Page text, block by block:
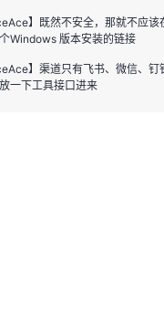
】既然不安全，那就不应该
Windows 版本安装的链接
】渠道只有飞书、微信、钉
一下工具接口进来